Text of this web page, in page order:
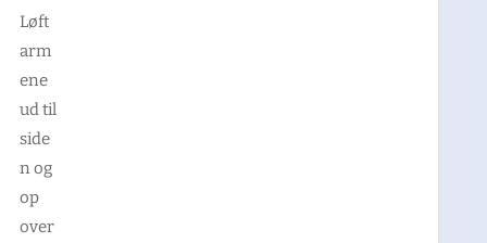
Løft
arm
ene
ud til
side
n og
op
over